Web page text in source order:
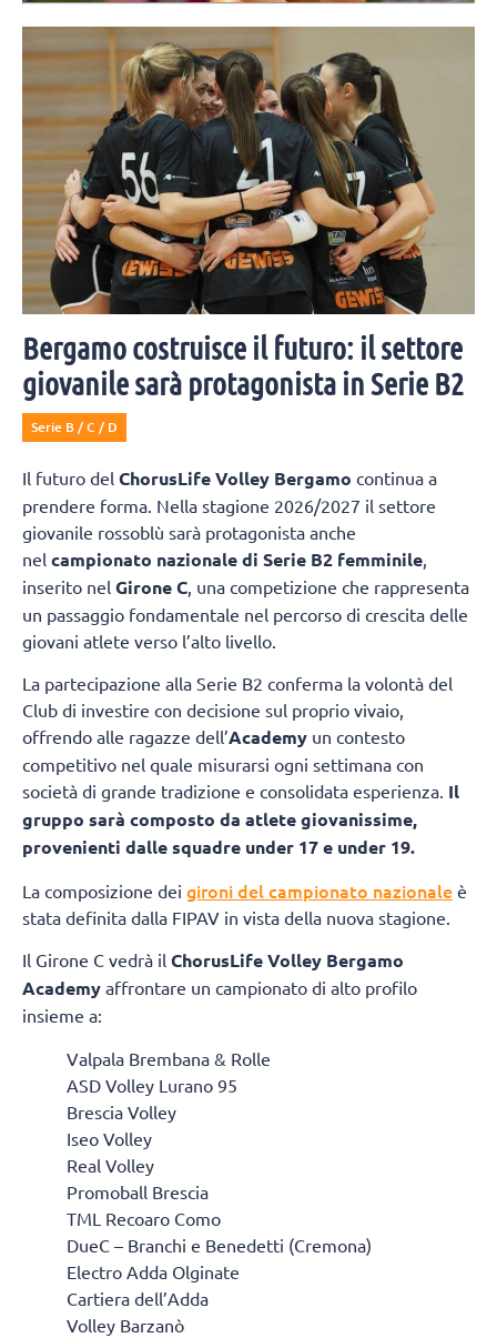
Claudia Scampoli non riuscirà a prendere parte all'Europeo.
Bergamo costruisce il futuro: il settore
giovanile sarà protagonista in Serie B2
Serie B / C / D
Il futuro del ChorusLife Volley Bergamo continua a
prendere forma. Nella stagione 2026/2027 il settore
giovanile rossoblù sarà protagonista anche
nel campionato nazionale di Serie B2 femminile
inserito nel Girone C , una competizione che rappresenta
un passaggio fondamentale nel percorso di crescita delle
giovani atlete verso l’alto livello.
La partecipazione alla Serie B2 conferma la volontà del
Club di investire con decisione sul proprio vivaio,
offrendo alle ragazze dell’Academy un contesto
competitivo nel quale misurarsi ogni settimana con
società di grande tradizione e consolidata esperienza. Il
gruppo sarà composto da atlete giovanissime,
provenienti dalle squadre under 17 e under 19.
La composizione dei gironi del campionato nazionale è
stata definita dalla FIPAV in vista della nuova stagione.
Il Girone C vedrà il ChorusLife Volley Bergamo
Academy affrontare un campionato di alto profilo
insieme a:
Valpala Brembana & Rolle
ASD Volley Lurano 95
Brescia Volley
Iseo Volley
Real Volley
Promoball Brescia
TML Recoaro Como
DueC – Branchi e Benedetti (Cremona)
Electro Adda Olginate
Cartiera dell’Adda
Volley Barzanò